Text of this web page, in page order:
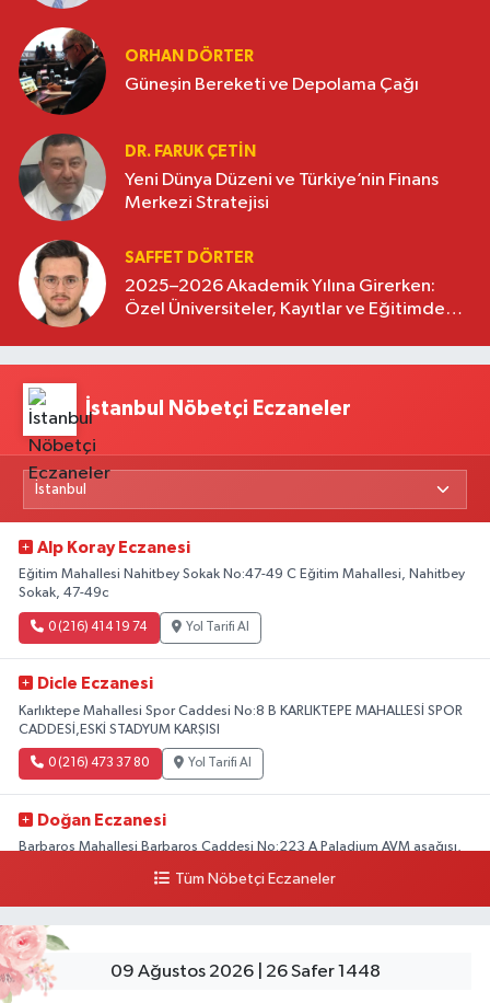
ORHAN DÖRTER
Güneşin Bereketi ve Depolama Çağı
DR. FARUK ÇETİN
Yeni Dünya Düzeni ve Türkiye’nin Finans
Merkezi Stratejisi
SAFFET DÖRTER
2025–2026 Akademik Yılına Girerken:
Özel Üniversiteler, Kayıtlar ve Eğitimde
İstanbul Nöbetçi Eczaneler
Alp Koray Eczanesi
Eğitim Mahallesi Nahitbey Sokak No:47-49 C Eğitim Mahallesi, Nahitbey
Sokak, 47-49c
0 (216) 414 19 74 Yol Tarifi Al
Dicle Eczanesi
Karlıktepe Mahallesi Spor Caddesi No:8 B KARLIKTEPE MAHALLESİ SPOR
CADDESİ,ESKİ STADYUM KARŞISI
0 (216) 473 37 80 Yol Tarifi Al
Doğan Eczanesi
Barbaros Mahallesi Barbaros Caddesi No:223 A Paladium AVM aşağısı,
Mali Eczanesi
Merkez Mahallesi Tüloğlu Sokak No:4 A REŞİTPAŞACADDESİ QNB BANK
Tüm Nöbetçi Eczaneler
09 Ağustos 2026 | 26 Safer 1448